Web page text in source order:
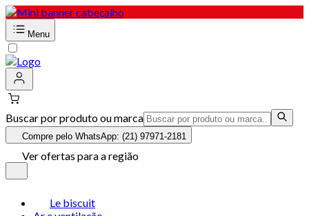
Menu
Buscar por produto ou marca
Compre pelo WhatsApp: (21) 97971-2181
Ver ofertas para a região
Le biscuit